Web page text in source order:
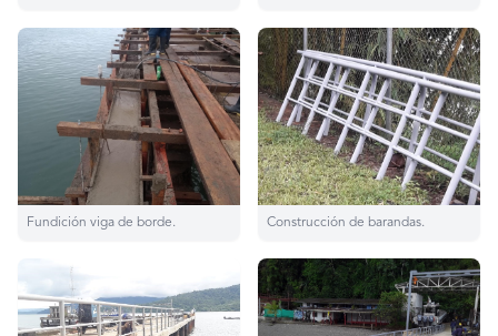
Fundición viga de borde. Construcción de barandas.